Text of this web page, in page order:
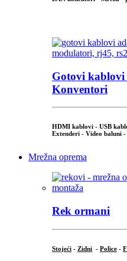
Gotovi kablovi
Konventori
HDMI kablovi - USB
Extenderi - Video baluni
Mrežna oprema
Rek ormani
Stojeći - Zidni - Police -